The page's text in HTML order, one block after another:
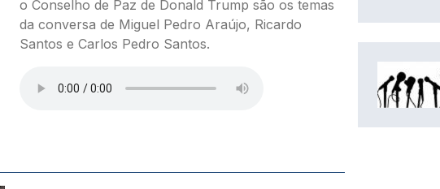
o Conselho de Paz de Donald Trump são os temas
da conversa de Miguel Pedro Araújo, Ricardo
Santos e Carlos Pedro Santos.